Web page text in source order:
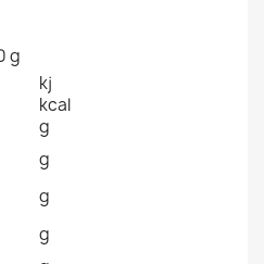
g
kj
kcal
g
g
g
g